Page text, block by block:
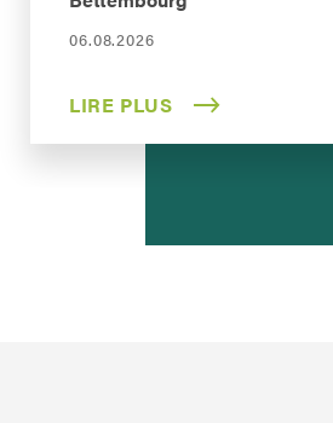
06.08.2026
LIRE PLUS